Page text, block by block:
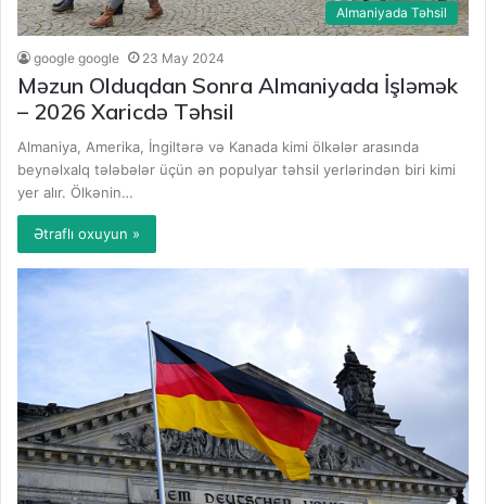
Almaniyada Təhsil
google google 23 May 2024
Məzun Olduqdan Sonra Almaniyada İşləmək
– 2026 Xaricdə Təhsil
Almaniya, Amerika, İngiltərə və Kanada kimi ölkələr arasında
beynəlxalq tələbələr üçün ən populyar təhsil yerlərindən biri kimi
yer alır. Ölkənin…
Ətraflı oxuyun »